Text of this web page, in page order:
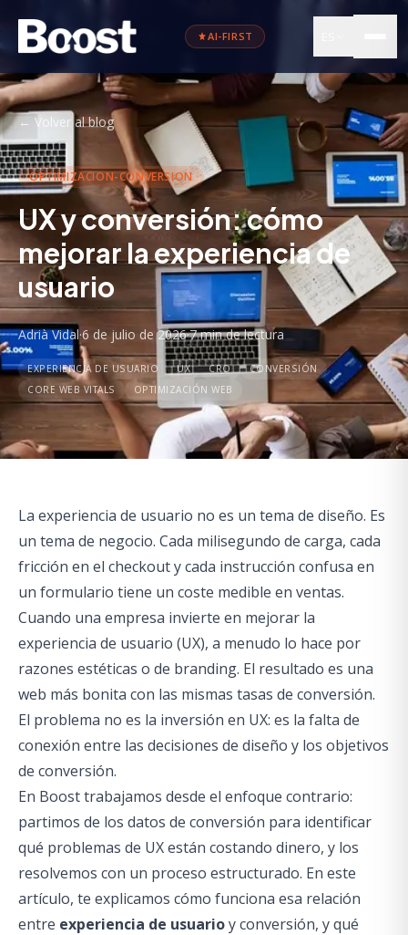
AI-FIRST
← Volver al blog
OPTIMIZACION-CONVERSION
UX y conversión: cómo
mejorar la experiencia de
usuario
Adrià Vidal·6 de julio de 2026·7 min de lectura
EXPERIENCIA DE USUARIO UX CRO
CONVERSIÓN
CORE WEB VITALS
OPTIMIZACIÓN WEB
La experiencia de usuario no es un tema de diseño. Es
un tema de negocio. Cada milisegundo de carga, cada
fricción en el checkout y cada instrucción confusa en
un formulario tiene un coste medible en ventas.
Cuando una empresa invierte en mejorar la
experiencia de usuario (UX), a menudo lo hace por
razones estéticas o de branding. El resultado es una
web más bonita con las mismas tasas de conversión.
El problema no es la inversión en UX: es la falta de
conexión entre las decisiones de diseño y los objetivos
de conversión.
En Boost trabajamos desde el enfoque contrario:
partimos de los datos de conversión para identificar
qué problemas de UX están costando dinero, y los
resolvemos con un proceso estructurado. En este
artículo, te explicamos cómo funciona esa relación
entre experiencia de usuarioy conversión, y qué